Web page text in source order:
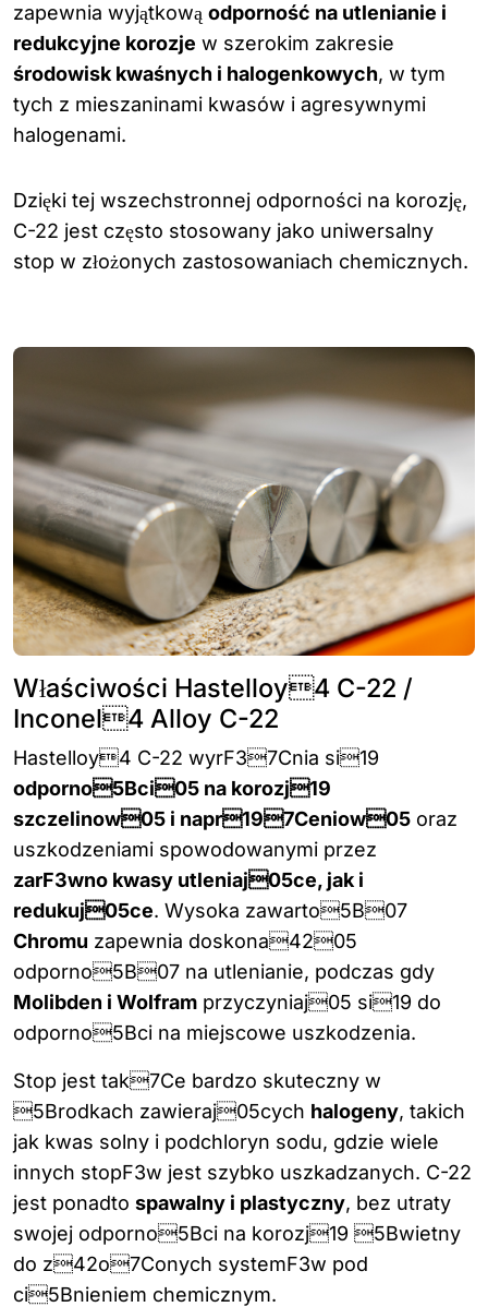
zapewnia wyjątkową odporność na utlenianie i
redukcyjne korozje w szerokim zakresie
środowisk kwaśnych i halogenkowych, w tym
tych z mieszaninami kwasów i agresywnymi
halogenami.
Dzięki tej wszechstronnej odporności na korozję,
C-22 jest często stosowany jako uniwersalny
stop w złożonych zastosowaniach chemicznych.
Właściwości Hastelloy4 C-22 /
Inconel4 Alloy C-22
Hastelloy4 C-22 wyrF37Cnia si19
odporno5Bci05 na korozj19
szczelinow05 i napr197Ceniow05 oraz
uszkodzeniami spowodowanymi przez
zarF3wno kwasy utleniaj05ce, jak i
redukuj05ce. Wysoka zawarto5B07
Chromu zapewnia doskona4205
odporno5B07 na utlenianie, podczas gdy
Molibden i Wolfram przyczyniaj05 si19 do
odporno5Bci na miejscowe uszkodzenia.
Stop jest tak7Ce bardzo skuteczny w
5Brodkach zawieraj05cych halogeny, takich
jak kwas solny i podchloryn sodu, gdzie wiele
innych stopF3w jest szybko uszkadzanych. C-22
jest ponadto spawalny i plastyczny, bez utraty
swojej odporno5Bci na korozj19 5Bwietny
do z42o7Conych systemF3w pod
ci5Bnieniem chemicznym.